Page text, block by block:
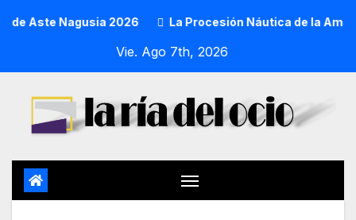
Aste Nagusia 2026 La Procesión Náutica de la
Vie. Ago 7th, 2026